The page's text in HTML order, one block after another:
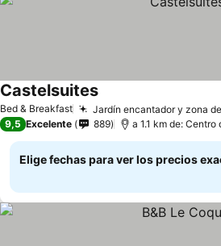
Bed & Breakfast Jardín encantador y zona
CastelsuitesVer precios
9,5 Excelente 889 a 1.1 km de:
Elige fechas para ver los precios